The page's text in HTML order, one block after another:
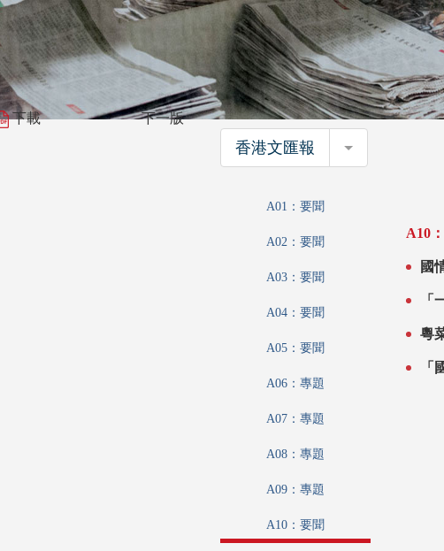
下載 下一版
香港文匯報 香港文匯報
A01：要聞
A02：要聞
A03：要聞
A04：要聞
A05：要聞
A06：專題
A07：專題
A08：專題
A09：專題
A10：要聞
A10
國情